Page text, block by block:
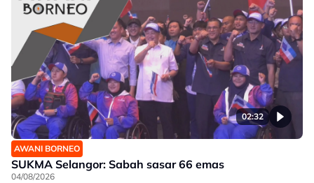
02:32
AWANI BORNEO
SUKMA Selangor: Sabah sasar 66 emas
04/08/2026